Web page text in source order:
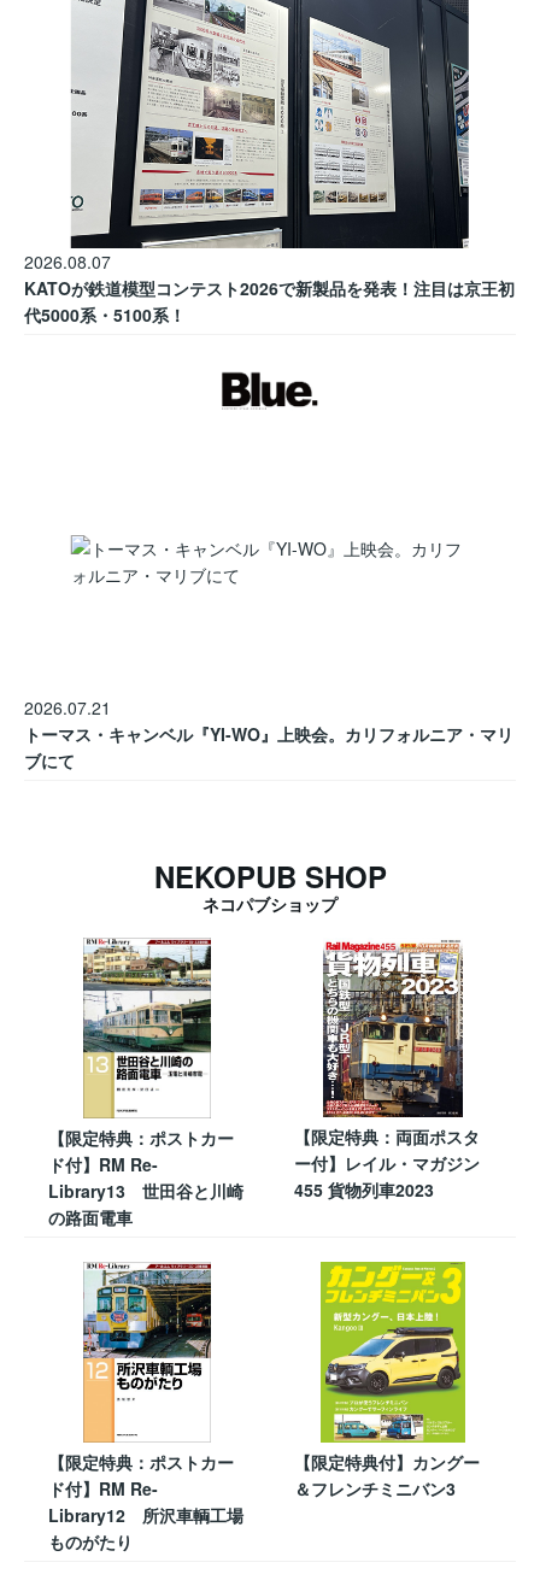
2026.08.07
KATOが鉄道模型コンテスト2026で新製品を発表！注目は京王初
代5000系・5100系！
2026.07.21
トーマス・キャンベル『YI-WO』上映会。カリフォルニア・マリ
ブにて
NEKOPUB SHOP
ネコパブショップ
【限定特典：ポストカー
ド付】RM Re-
Library13 世田谷と川崎
の路面電車
【限定特典：両面ポスタ
ー付】レイル・マガジン
455 貨物列車2023
【限定特典：ポストカー
ド付】RM Re-
Library12 所沢車輌工場
ものがたり
【限定特典付】カングー
＆フレンチミニバン3